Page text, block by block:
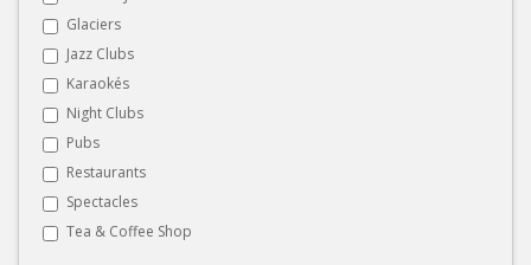
Glaciers
Jazz Clubs
Karaokés
Night Clubs
Pubs
Restaurants
Spectacles
Tea & Coffee Shop